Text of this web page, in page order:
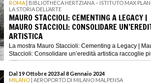
ROMA | BIBLIOTHECA HERTZIANA – ISTITUTO MAX
LA STORIA DELL’ARTE
MAURO STACCIOLI: CEMENTING A LEGACY |
MAURO STACCIOLI: CONSOLIDARE
ARTISTICA
La mostra Mauro Staccioli: Cementing a Legacy |
Staccioli: Consolidare un’eredità artistica raccoglie
Dal 19 Ottobre 2023 al 8 Gennaio 2024
MILANO | AEROPORTO DI MILANO MALPENSA